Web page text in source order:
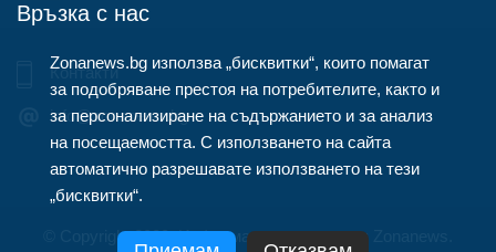
Връзка с нас
Контакти
info@zonanews.bg
© Copyright 2020, Информационна агенция Zonanews.
Zonanews.bg използва „бисквитки“, които помагат
за подобряване престоя на потребителите, както и
за персонализиране на съдържанието и за анализ
на посещаемостта. С използването на сайта
автоматично разрешавате използването на тези
„бисквитки“.